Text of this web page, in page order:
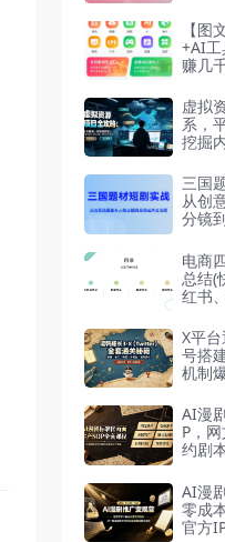
【图
+AI工
赚几
虚拟
系，
挖掘
三国
从创
分镜
电商
总结(
红书
X平
号搭
机制
AI漫
P，
约剧
AI漫
零成
官方